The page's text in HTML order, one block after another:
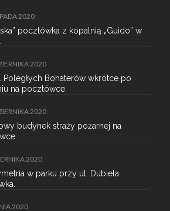
2020
pocztówka z kopalnią „Guido” w
2020
Poległych Bohaterów wkrótce po
na pocztówce.
2020
budynek straży pożarnej na
2020
w parku przy ul. Dubiela.
2020